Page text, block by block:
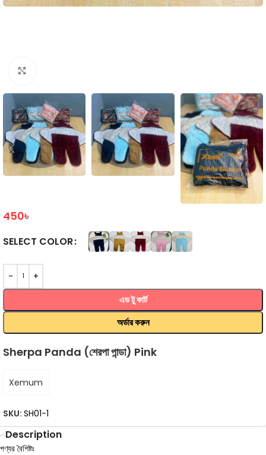
450৳
COLOR
এড টু কার্ট
অর্ডার করুন
Sherpa Panda (শেরপা পান্ডা) Pink
Xemum
SKU: SH01-1
Description
পণ্যর বৈশিষ্টঃ